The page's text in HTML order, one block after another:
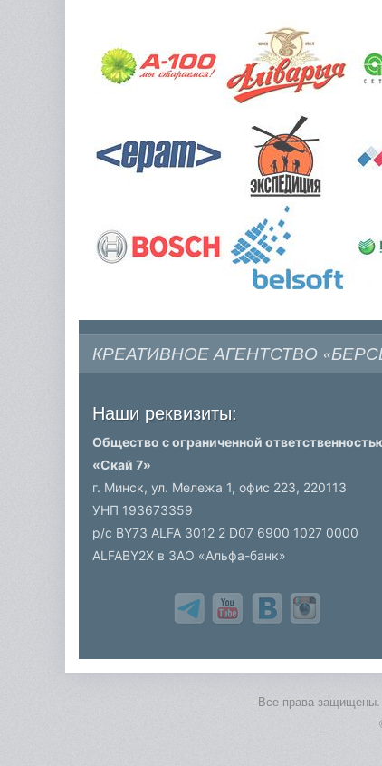
КРЕАТИВНОЕ АГЕНТСТВО
Наши реквизиты:
Общество с ограниченной
«Скай 7»
г. Минск, ул. Мележа 1, офис 223, 220113
УНП 193673359
р/c BY73 ALFA 3012 2 D07 6900 1027 0000
ALFABY2X в ЗАО «Альфа-банк»
Все права защищены.